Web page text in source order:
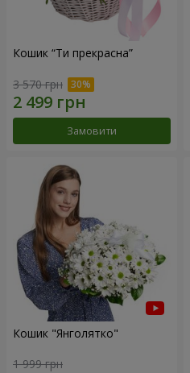
Кошик “Ти прекрасна”
3 570 грн
Замовити
Кошик "Янголятко"
1 999 грн